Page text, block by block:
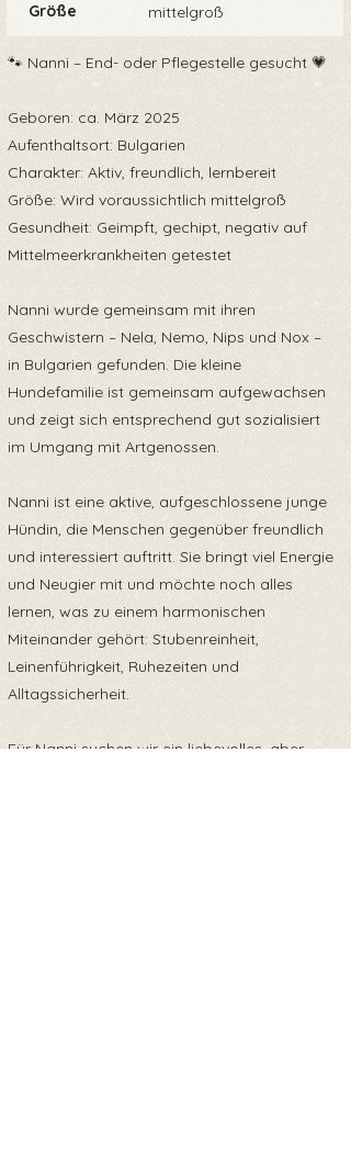
Größe mittelgroß
🐾 Nanni – End- oder Pflegestelle gesucht 💗
Geboren: ca. März 2025
Aufenthaltsort: Bulgarien
Charakter: Aktiv, freundlich, lernbereit
Größe: Wird voraussichtlich mittelgroß
Gesundheit: Geimpft, gechipt, negativ auf
Mittelmeerkrankheiten getestet
Nanni wurde gemeinsam mit ihren
Geschwistern – Nela, Nemo, Nips und Nox –
in Bulgarien gefunden. Die kleine
Hundefamilie ist gemeinsam aufgewachsen
und zeigt sich entsprechend gut sozialisiert
im Umgang mit Artgenossen.
Nanni ist eine aktive, aufgeschlossene junge
Hündin, die Menschen gegenüber freundlich
und interessiert auftritt. Sie bringt viel Energie
und Neugier mit und möchte noch alles
lernen, was zu einem harmonischen
Miteinander gehört: Stubenreinheit,
Leinenführigkeit, Ruhezeiten und
Alltagssicherheit.
Für Nanni suchen wir ein liebevolles, aber